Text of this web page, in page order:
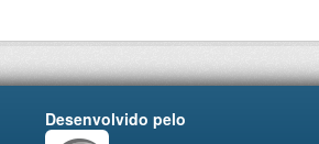
Desenvolvido pelo